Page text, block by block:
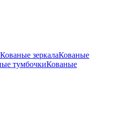
Кованые зеркалаКованые
тумбочкиКованые